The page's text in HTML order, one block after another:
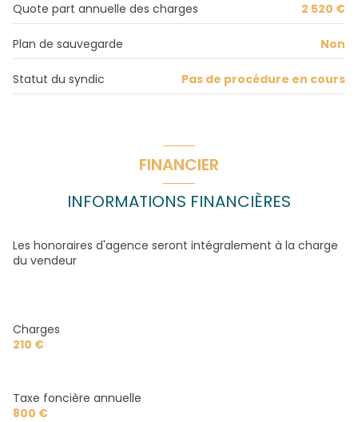
chambre
12.75 m²
Quote part annuelle des charges 2 520 €
Plan de sauvegarde Non
Statut du syndic Pas de procédure en cours
FINANCIER
INFORMATIONS FINANCIÈRES
Les honoraires d'agence seront intégralement à la charge
du vendeur
Charges
210 €
Taxe foncière annuelle
800 €